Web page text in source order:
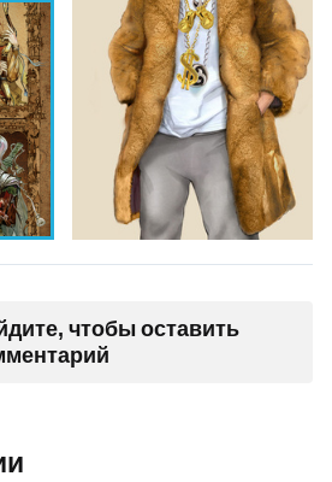
чтобы оставить